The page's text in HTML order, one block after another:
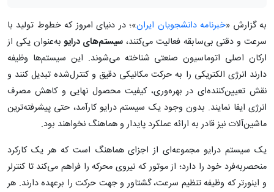
به گزارش «خبرنامه دانشجویان ایران»؛ در دنیای امروز که خطوط تولید با
سرعت و دقتی بی‌سابقه فعالیت می‌کنند، سیستم‌های درایوبه‌عنوان یکی از
ارکان اصلی اتوماسیون صنعتی شناخته می‌شوند. این سیستم‌ها وظیفه
دارند انرژی الکتریکی را به حرکت مکانیکی دقیق و کنترل‌شده تبدیل کنند و
نقش تعیین‌کننده‌ای در بهره‌وری، کیفیت محصول نهایی و کاهش مصرف
انرژی ایفا نمایند. بدون وجود یک سیستم درایو کارآمد، حتی پیشرفته‌ترین
ماشین‌آلات نیز قادر به ارائه عملکرد پایدار و هماهنگ نخواهند بود.
یک سیستم درایو مجموعه‌ای از اجزای هماهنگ است که هر یک کارکرد
منحصر‌به‌فرد خود را دارد؛ از موتور که نیروی محرکه را فراهم می‌کند تا کنترلر
و اینورتر که وظیفه تنظیم سرعت، گشتاور و جهت حرکت را برعهده دارند. هر